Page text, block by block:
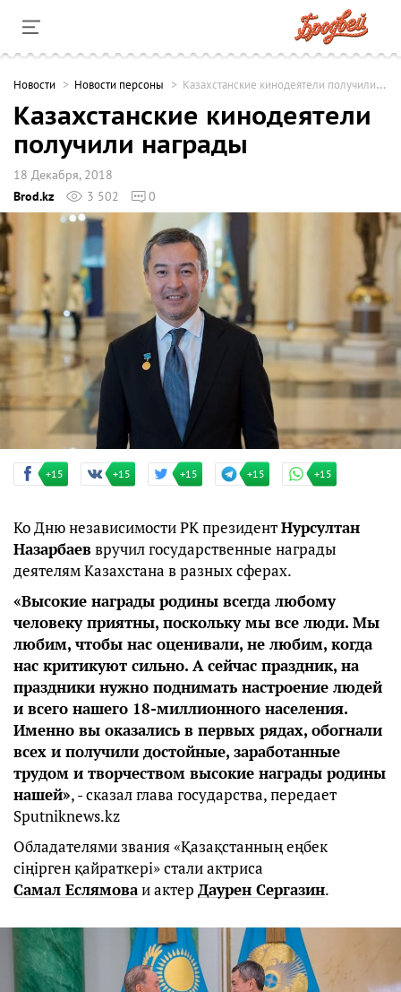
Новости Новости персоны Казахстанские кинодеятели получили награды
Казахстанские кинодеятели
получили награды
18 Декабря, 2018
Brod.kz
3 502 0
+15 +15 +15 +15 +15
Ко Дню независимости РК президентНурсултан
Назарбаеввручил государственные награды
деятелям Казахстана в разных сферах.
«Высокие награды родины всегда любому
человеку приятны, поскольку мы все люди. Мы
любим, чтобы нас оценивали, не любим, когда
нас критикуют сильно. А сейчас праздник, на
праздники нужно поднимать настроение людей
и всего нашего 18-миллионного населения.
Именно вы оказались в первых рядах, обогнали
всех и получили достойные, заработанные
трудом и творчеством высокие награды родины
нашей», - сказал глава государства, передает
Sputniknews.kz
Обладателями звания «Қазақстанның еңбек
сіңірген қайраткері» стали актриса
Самал Еслямоваи актер Даурен Сергазин.